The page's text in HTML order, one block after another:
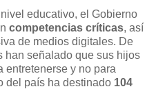
educativo, el Gobierno
competencias críticas, así
de medios digitales. De
han señalado que sus hijos
entretenerse y no para
del país ha destinado 104